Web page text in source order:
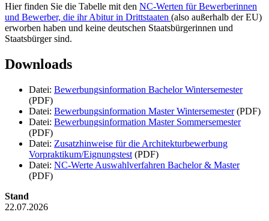
Hier finden Sie die Tabelle mit den NC-Werten für Bewerberinnen
und Bewerber, die ihr Abitur in Drittstaaten (also außerhalb der EU)
erworben haben und keine deutschen Staatsbürgerinnen und
Staatsbürger sind.
Downloads
Datei: Bewerbungsinformation Bachelor Wintersemester
(PDF)
Datei: Bewerbungsinformation Master Wintersemester(PDF)
Datei: Bewerbungsinformation Master Sommersemester
(PDF)
Datei: Zusatzhinweise für die Architekturbewerbung
Vorpraktikum/Eignungstest (PDF)
Datei: NC-Werte Auswahlverfahren Bachelor & Master
(PDF)
Stand
22.07.2026